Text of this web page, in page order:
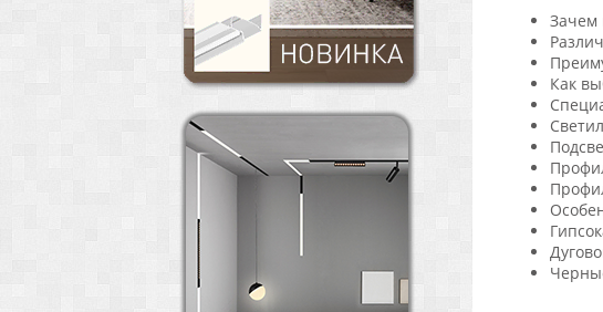
Зачем
Как